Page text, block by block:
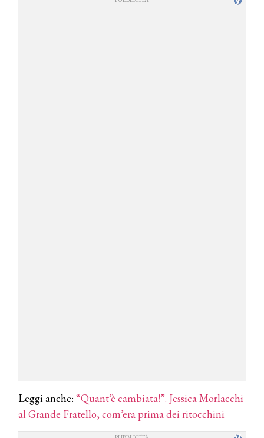
Leggi anche: “Quant’è cambiata!”. Jessica Morlacchi
al Grande Fratello, com’era prima dei ritocchini